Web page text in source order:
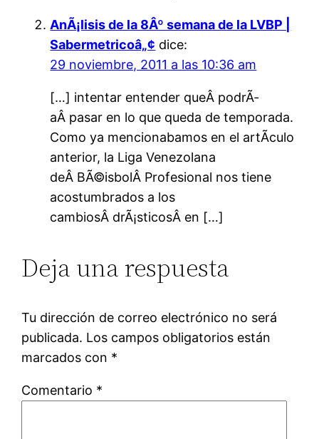
AnÃ¡lisis de la 8Âº semana de la LVBP |
Sabermetricoâ„¢ dice:
29 noviembre, 2011 a las 10:36 am
[…] intentar entender queÂ podrÃ­
aÂ pasar en lo que queda de temporada.
Como ya mencionabamos en el artÃ­culo
anterior, la Liga Venezolana
deÂ BÃ©isbolÂ Profesional nos tiene
acostumbrados a los
cambiosÂ drÃ¡sticosÂ en […]
Deja una respuesta
Tu dirección de correo electrónico no será
publicada. Los campos obligatorios están
marcados con *
Comentario *